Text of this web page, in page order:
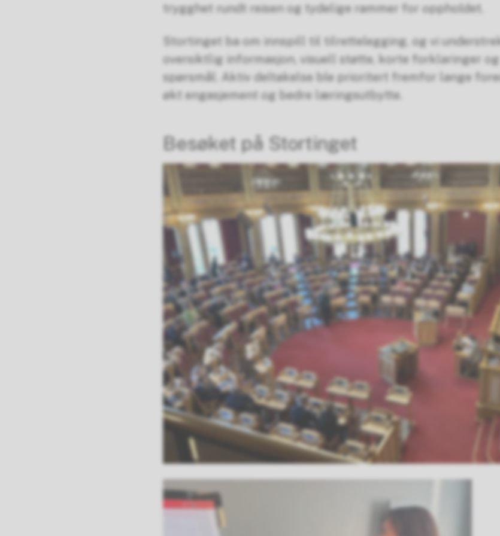
trygghet rundt reisen og tydelige rammer for oppholdet.
Stortinget ba om innspill til tilrettelegging, og vi
oversiktlig informasjon, visuell støtte, korte forklaringer
spørsmål. Aktiv deltakelse ble prioritert fremfor lange
økt engasjement og bedre læringsutbytte.
Besøket på Stortinget